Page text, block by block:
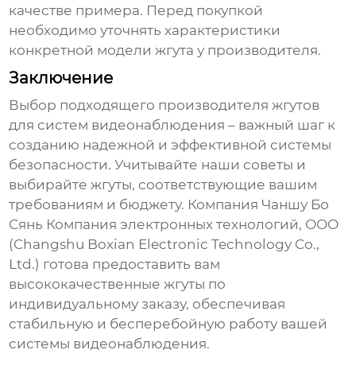
качестве примера. Перед покупкой
необходимо уточнять характеристики
конкретной модели жгута у производителя.
Заключение
Выбор подходящего производителяжгутов
для систем видеонаблюдения – важный шаг к
созданию надежной и эффективной системы
безопасности. Учитывайте наши советы и
выбирайте жгуты, соответствующие вашим
требованиям и бюджету. Компания Чаншу Бо
Сянь Компания электронных технологий, ООО
(Changshu Boxian Electronic Technology Co.,
Ltd.) готова предоставить вам
высококачественные жгуты по
индивидуальному заказу, обеспечивая
стабильную и бесперебойную работу вашей
системы видеонаблюдения.